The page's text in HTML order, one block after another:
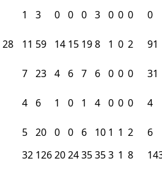
1 3 0 0 0 3 0 0 0 0
28 11 59 14 15 198 1 0 2 91
7 23 4 6 7 6 0 0 0 31
4 6 1 0 1 4 0 0 0 4
5 20 0 0 6 10 1 1 2
6
32 126202435353 1 8